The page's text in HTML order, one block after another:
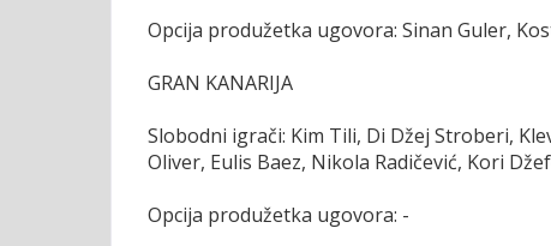
Opcija produžetka ugovora: Sinan Guler,
GRAN KANARIJA
Slobodni igrači: Kim Tili, Di Džej Stroberi,
Oliver, Eulis Baez, Nikola Radičević, Kori
Opcija produžetka ugovora: -